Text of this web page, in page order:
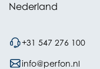
Nederland
+31 547 276 100
info@perfon.nl